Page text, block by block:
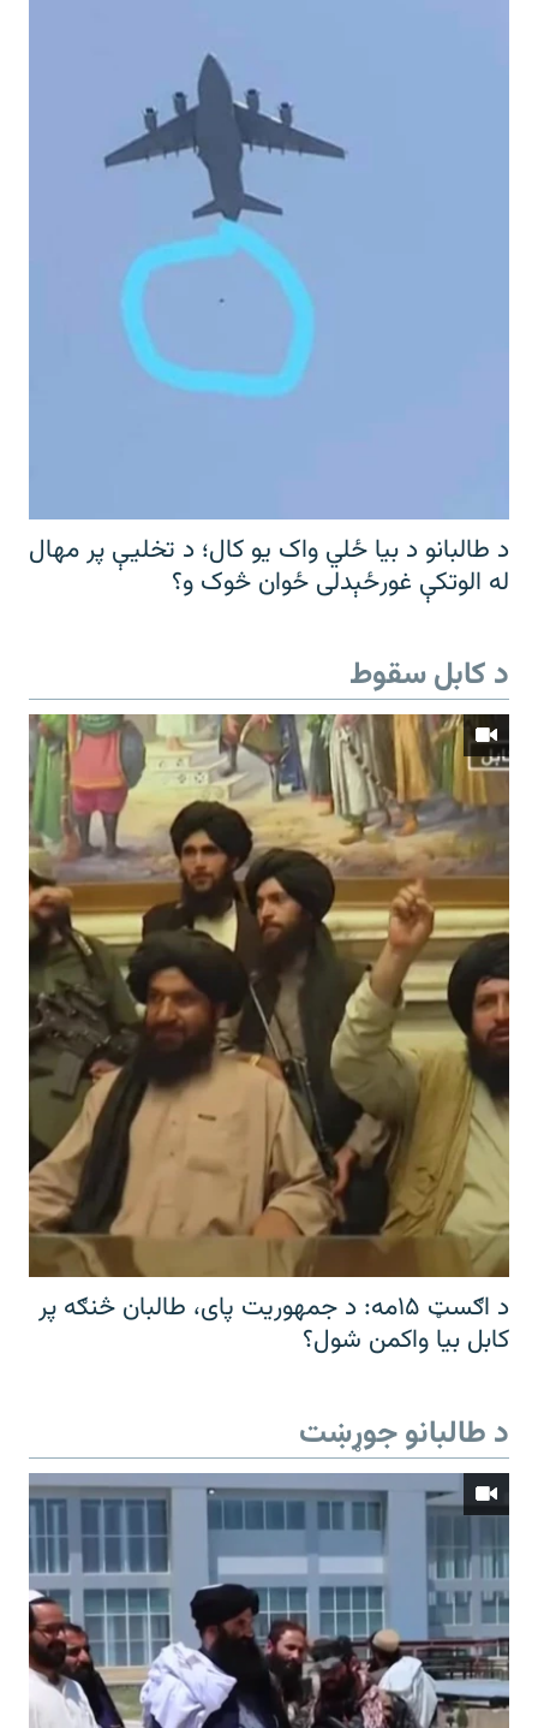
د طالبانو د بیا ځلي واک یو کال؛ د تخلیې پر مهال
له الوتکې غورځېدلی ځوان څوک و؟
د کابل سقوط
د اګسټ ۱۵مه: د جمهوریت پای، طالبان څنګه پر
کابل بیا واکمن شول؟
د طالبانو جوړښت